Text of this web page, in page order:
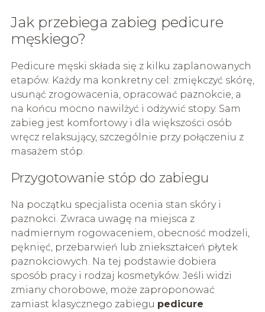
Jak przebiega zabieg pedicure
męskiego?
Pedicure męski składa się z kilku zaplanowanych
etapów. Każdy ma konkretny cel: zmiękczyć skórę,
usunąć zrogowacenia, opracować paznokcie, a
na końcu mocno nawilżyć i odżywić stopy. Sam
zabieg jest komfortowy i dla większości osób
wręcz relaksujący, szczególnie przy połączeniu z
masażem stóp.
Przygotowanie stóp do zabiegu
Na początku specjalista ocenia stan skóry i
paznokci. Zwraca uwagę na miejsca z
nadmiernym rogowaceniem, obecność modzeli,
pęknięć, przebarwień lub zniekształceń płytek
paznokciowych. Na tej podstawie dobiera
sposób pracy i rodzaj kosmetyków. Jeśli widzi
zmiany chorobowe, może zaproponować
zamiast klasycznego zabiegu pedicure